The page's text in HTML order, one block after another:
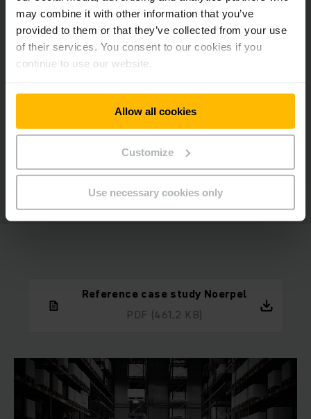
may combine it with other information that you’ve
provided to them or that they’ve collected from your use
of their services. You consent to our cookies if you
continue to use our website.
Allow all cookies
Customize
Use necessary cookies only
Reference case study Noerpel
PDF (461,2 KB)